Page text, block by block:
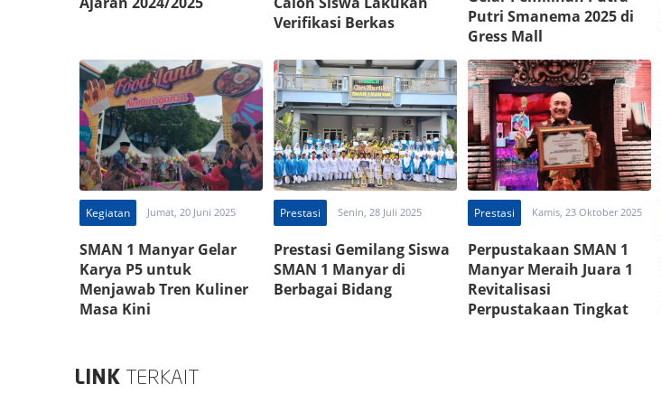
Verifikasi Berkas
Putri Smanema 2025 di
Gress Mall
Kegiatan Jumat, 20 Juni 2025
SMAN 1 Manyar Gelar
Karya P5 untuk
Menjawab Tren Kuliner
Masa Kini
Prestasi Senin, 28 Juli 2025
Prestasi Gemilang Siswa
SMAN 1 Manyar di
Berbagai Bidang
Prestasi Kamis, 23 Oktober 2025
Perpustakaan SMAN 1
Manyar Meraih Juara 1
Revitalisasi
Perpustakaan Tingkat
LINK TERKAIT